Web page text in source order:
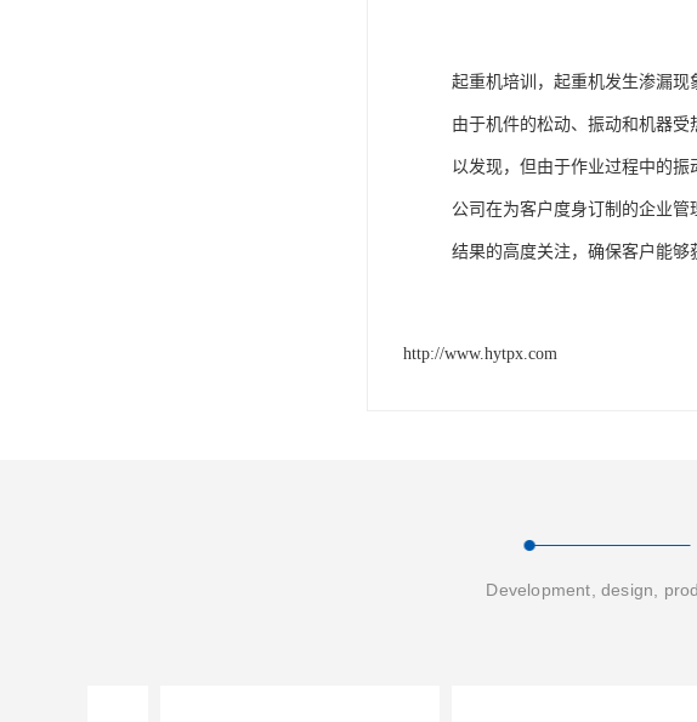
起重机培训，起重机发生渗漏现
由于机件的松动、振动和机器
以发现，但由于作业过程中的振
公司在为客户度身订制的企业
结果的高度关注，确保客户能够
http://www.hytpx.com
Development, design,